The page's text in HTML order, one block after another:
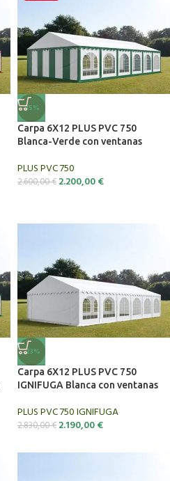
-15%
Carpa 6X12 PLUS PVC 750
Blanca-Verde con ventanas
PLUS PVC 750
2.600,00€ 2.200,00€
-23%
Carpa 6X12 PLUS PVC 750
IGNIFUGA Blanca con ventanas
PLUS PVC 750 IGNIFUGA
2.830,00€ 2.190,00€